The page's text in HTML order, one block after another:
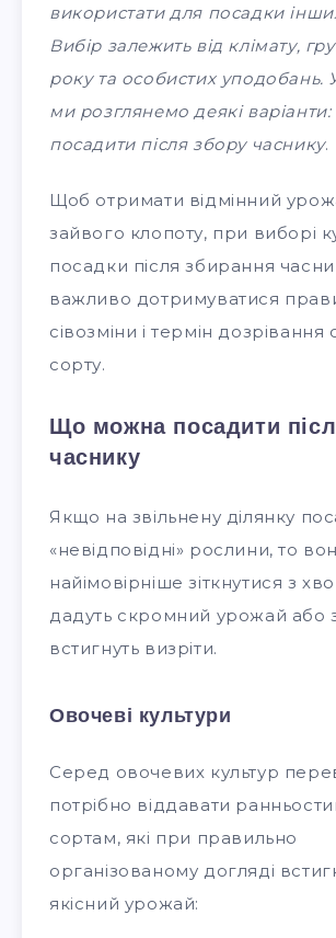
використати для посадки
Вибір залежить від клімату,
року та особистих уподобань. У
ми розглянемо деякі
посадити після збору часнику.
Щоб отримати відмінний
зайвого клопоту, при виборі
посадки після збирання
важливо дотримуватися
сівозміни і термін
сорту.
Що можна посадити
часнику
Якщо на звільнену ділянку
«невідповідні» рослини, то
найімовірніше зіткнутися з
дадуть скромний урожай або
встигнуть визріти.
Овочеві культури
Серед овочевих культур
потрібно віддавати
сортам, які при правильно
організованому догляді
якісний урожай: